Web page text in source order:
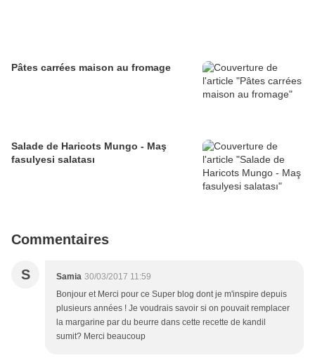
Pâtes carrées maison au fromage
Salade de Haricots Mungo - Maş
fasulyesi salatası
Commentaires
S Samia 30/03/2017 11:59
Bonjour et Merci pour ce Super blog dont je m'inspire depuis
plusieurs années ! Je voudrais savoir si on pouvait remplacer
la margarine par du beurre dans cette recette de kandil
sumit? Merci beaucoup